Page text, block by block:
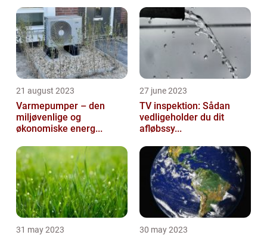
21 august 2023
Varmepumper – den
miljøvenlige og
økonomiske energ...
27 june 2023
TV inspektion: Sådan
vedligeholder du dit
afløbssy...
31 may 2023 30 may 2023